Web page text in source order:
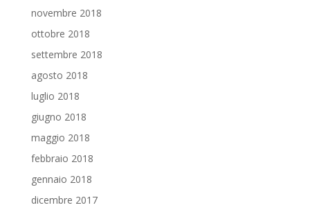
novembre 2018
ottobre 2018
settembre 2018
agosto 2018
luglio 2018
giugno 2018
maggio 2018
febbraio 2018
gennaio 2018
dicembre 2017